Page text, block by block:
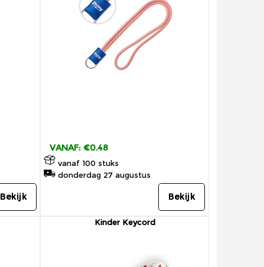
Bekijk
VANAF: €0.48
vanaf 100 stuks
donderdag 27 augustus
Bekijk
Kinder Keycord